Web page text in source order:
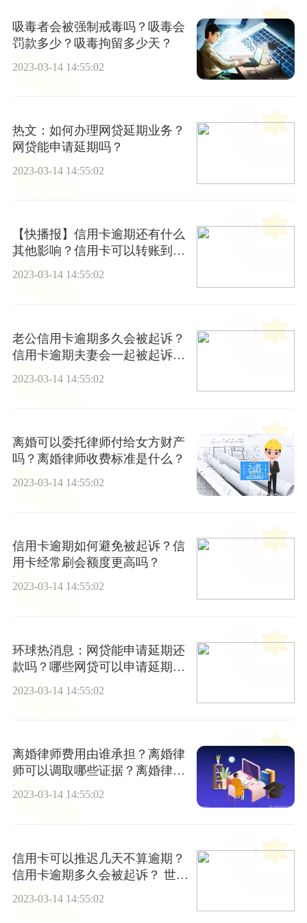
吸毒者会被强制戒毒吗？吸毒会
罚款多少？吸毒拘留多少天？
2023-03-14 14:55:02
热文：如何办理网贷延期业务？
网贷能申请延期吗？
2023-03-14 14:55:02
【快播报】信用卡逾期还有什么
其他影响？信用卡可以转账到银
行卡吗？
2023-03-14 14:55:02
老公信用卡逾期多久会被起诉？
信用卡逾期夫妻会一起被起诉
2023-03-14 14:55:02
离婚可以委托律师付给女方财产
吗？离婚律师收费标准是什么？
2023-03-14 14:55:02
信用卡逾期如何避免被起诉？信
用卡经常刷会额度更高吗？
2023-03-14 14:55:02
环球热消息：网贷能申请延期还
款吗？哪些网贷可以申请延期还
2023-03-14 14:55:02
离婚律师费用由谁承担？离婚律
师可以调取哪些证据？离婚律师
费标准一览表
2023-03-14 14:55:02
信用卡可以推迟几天不算逾期？
信用卡逾期多久会被起诉？ 世界
2023-03-14 14:55:02